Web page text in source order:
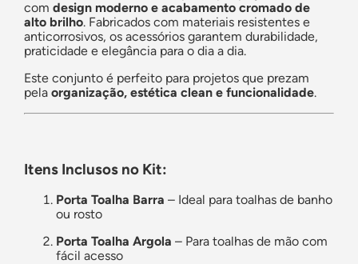
com design moderno e acabamento cromado de
alto brilho. Fabricados com materiais resistentes e
anticorrosivos, os acessórios garantem durabilidade,
praticidade e elegância para o dia a dia.
Este conjunto é perfeito para projetos que prezam
pela organização, estética clean e funcionalidade.
Itens Inclusos no Kit:
Porta Toalha Barra – Ideal para toalhas de banho
ou rosto
Porta Toalha Argola – Para toalhas de mão com
fácil acesso